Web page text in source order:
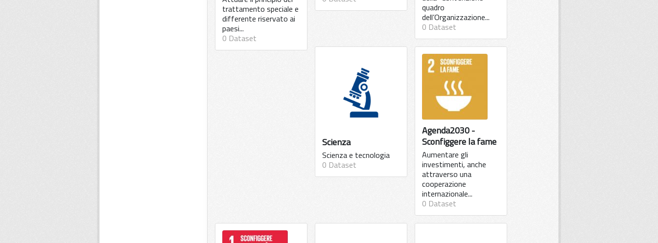
trattamento speciale e
differente riservato ai
paesi...
0 Dataset
quadro
dell’Organizzazione...
0 Dataset
Scienza
Scienza e tecnologia
0 Dataset
Agenda2030 -
Sconfiggere la fame
Aumentare gli
investimenti, anche
attraverso una
cooperazione
internazionale...
0 Dataset